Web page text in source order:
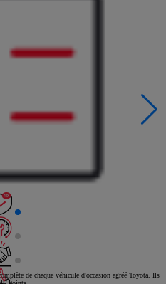
de chaque véhicule d'occasion agréé Toyota. Ils